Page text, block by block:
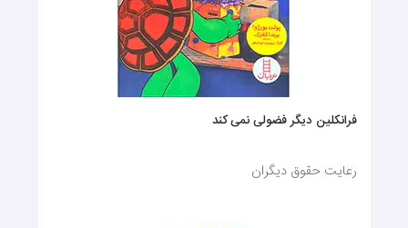
فرانکلین دیگر فضولی نمی کند
رعایت حقوق دیگران